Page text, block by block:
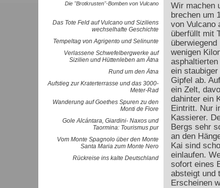
Die "Brotkrusten"-Bomben von Vulcano
Das Tote Feld auf Vulcano und Siziliens
wechselhafte Geschichte
Tempeltag von Agrigento und Selinunte
Verlassene Schwefelbergwerke auf
Sizilien und Hüttenleben am Ätna
Rund um den Ätna
Aufstieg zur Kraterterrasse und das 3000-
Meter-Rad
Wanderung auf Goethes Spuren zu den
Monti de Fiore
Gole Alcántara, Giardini- Naxos und
Taormina: Tourismus pur
Vom Monte Spagnolo über den Monte
Santa Maria zum Monte Nero
Rückreise ins kalte Deutschland
Wir machen
brechen um
von Vulcano
überfüllt mit
wenigen
ein
Gipfel ab.
ein Zelt,
dahinter ein
Eintritt. Nur
Kassierer.
Bergs sehr
an den
Kai sind
einlaufen.
sofort eines
absteigt und
Erscheinen